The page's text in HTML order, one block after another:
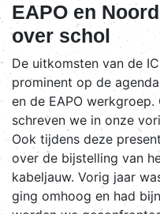
EAPO en
over schol
De uitkomsten van de
prominent op de
en de EAPO
schreven we in onze
Ook tijdens deze
over de bijstelling van
kabeljauw. Vorig jaar
ging omhoog en had